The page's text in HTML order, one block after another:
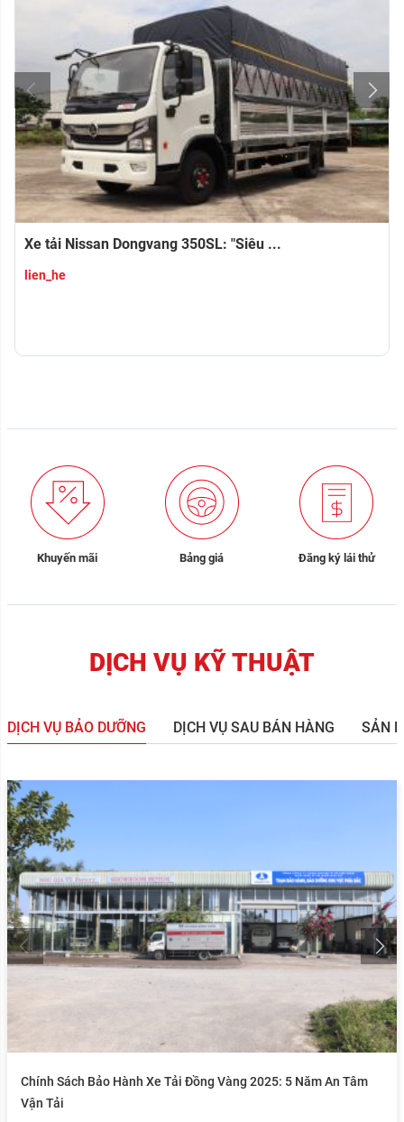
Xe tải Nissan Dongvang 350SL: "Siêu ...
lien_he
Khuyến mãi Bảng giá Đăng ký lái thử
DỊCH VỤ KỸ THUẬT
DỊCH VỤ BẢO DƯỠNG DỊCH VỤ SAU BÁN HÀNG SẢN
Chính Sách Bảo Hành Xe Tải Đồng Vàng 2025: 5 Năm An Tâm
Vận Tải